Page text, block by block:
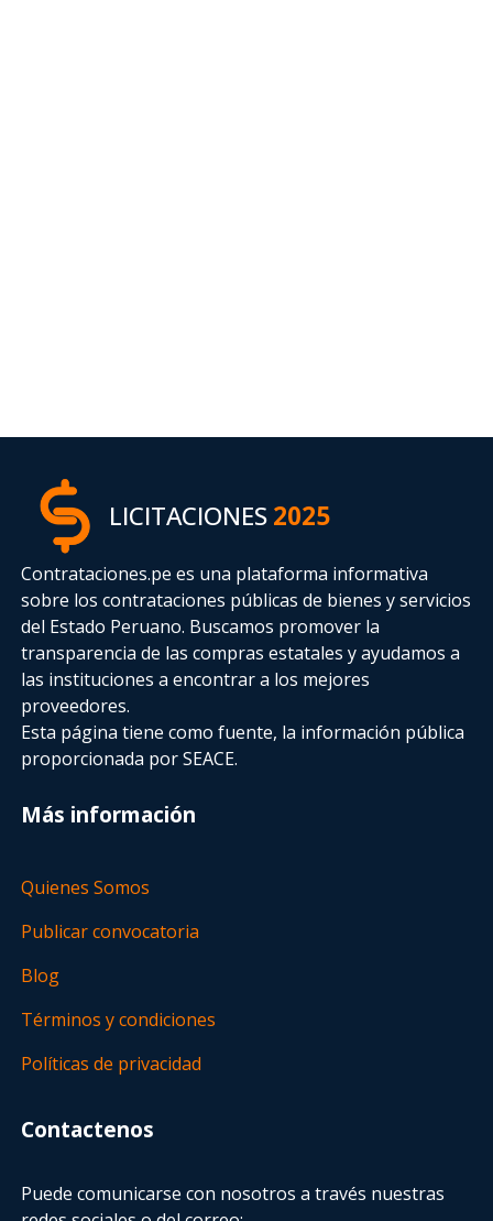
LICITACIONES2025
Contrataciones.pe es una plataforma informativa
sobre los contrataciones públicas de bienes y servicios
del Estado Peruano. Buscamos promover la
transparencia de las compras estatalesy ayudamos a
las instituciones a encontrar a los mejores
proveedores.
Esta página tiene como fuente, la información pública
proporcionada por SEACE.
Más información
Quienes Somos
Publicar convocatoria
Blog
Términos y condiciones
Políticas de privacidad
Contactenos
Puede comunicarse con nosotros a través nuestras